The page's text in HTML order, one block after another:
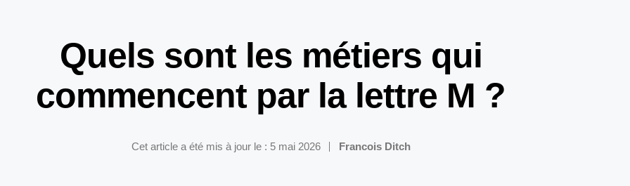
Quels sont les métiers qui
commencent par la lettre M ?
Cet article a été mis à jour le : 5 mai 2026 Francois Ditch